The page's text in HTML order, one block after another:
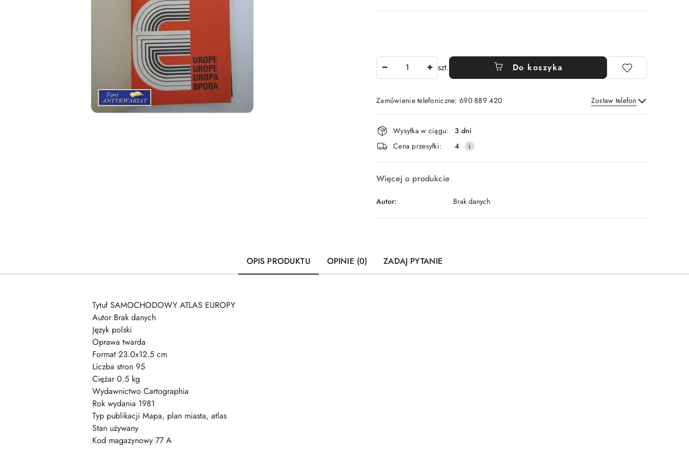
szt. Do koszyka
Zamówienie telefoniczne: 690 889 420 Zostaw telefon
Wyślij
Dostępność
i
dostawa
Wysyłka w ciągu:
3 dni
Cena przesyłki:
4
Więcej o produkcie
Autor: Brak danych
OPIS PRODUKTU OPINIE (0) ZADAJ PYTANIE
Tytuł SAMOCHODOWY ATLAS EUROPY
Autor Brak danych
Język polski
Oprawa twarda
Format 23.0x12.5 cm
Liczba stron 95
Ciężar 0.5 kg
Wydawnictwo Cartographia
Rok wydania 1981
Typ publikacji Mapa, plan miasta, atlas
Stan używany
Kod magazynowy 77 A